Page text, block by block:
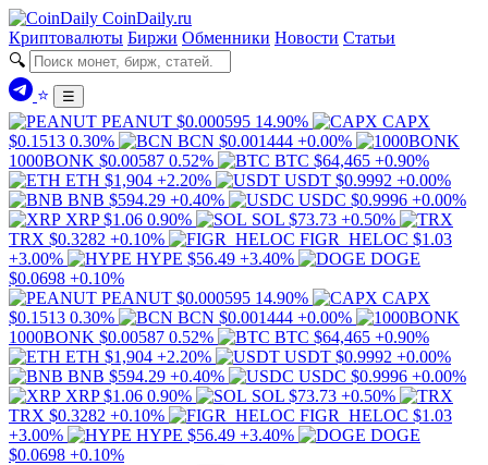
CoinDaily.ru
Криптовалюты Биржи Обменники Новости Статьи
🔍
⭐
☰
PEANUT $0.000595 14.90%
CAPX
$0.1513 0.30% BCN $0.001444 +0.00%
1000BONK $0.00587 0.52% BTC $64,465 +0.90%
ETH $1,904 +2.20% USDT $0.9992 +0.00%
BNB $594.29 +0.40% USDC $0.9996 +0.00%
XRP $1.06 0.90% SOL $73.73 +0.50%
TRX $0.3282 +0.10% FIGR_HELOC $1.03
+3.00%
HYPE $56.49 +3.40%
DOGE
$0.0698 +0.10%
PEANUT $0.000595 14.90%
CAPX
$0.1513 0.30% BCN $0.001444 +0.00%
1000BONK $0.00587 0.52% BTC $64,465 +0.90%
ETH $1,904 +2.20% USDT $0.9992 +0.00%
BNB $594.29 +0.40% USDC $0.9996 +0.00%
XRP $1.06 0.90% SOL $73.73 +0.50%
TRX $0.3282 +0.10% FIGR_HELOC $1.03
+3.00%
HYPE $56.49 +3.40%
DOGE
$0.0698 +0.10%